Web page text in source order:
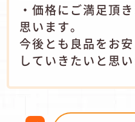
・価格にご満足頂
思います。
今後とも良品をお
していきたいと思い